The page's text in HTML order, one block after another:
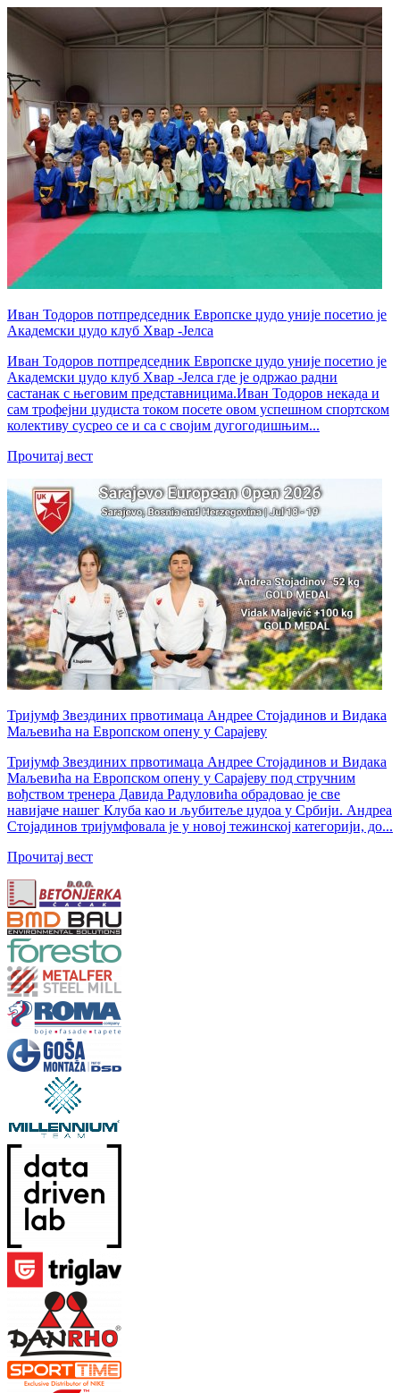
Иван Тодоров потпредседник Европске џудо уније посетио је
Академски џудо клуб Хвар -Јелса
Иван Тодоров потпредседник Европске џудо уније посетио је
Академски џудо клуб Хвар -Јелса где је одржао радни
састанак с његовим представницима.Иван Тодоров некада и
сам трофејни џудиста током посете овом успешном спортском
колективу сусрео се и са с својим дугогодишњим...
Прочитај вест
Тријумф Звездиних првотимаца Андрее Стојадинов и Видака
Маљевића на Европском опену у Сарајеву
Тријумф Звездиних првотимаца Андрее Стојадинов и Видака
Маљевића на Европском опену у Сарајеву под стручним
вођством тренера Давида Радуловића обрадовао је све
навијаче нашег Клуба као и љубитеље џудоа у Србији. Андреа
Стојадинов тријумфовала је у новој тежинској категорији, до...
Прочитај вест